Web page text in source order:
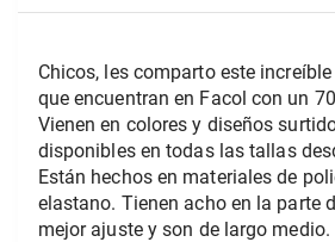
Chicos, les comparto este
que encuentran en Facol con un
Vienen en colores y diseños
disponibles en todas las tallas
Están hechos en materiales de
elastano. Tienen acho en la parte
mejor ajuste y son de largo